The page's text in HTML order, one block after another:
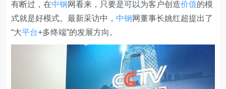
有断过，在中钢网看来，只要是可以为客户创造价值的模
式就是好模式。最新采访中， 中钢网董事长姚红超提出了
“大平台+多终端”的发展方向。